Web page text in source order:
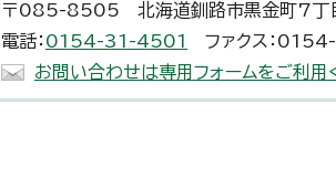
〒085-8505 北海道釧路市黒金町7丁
電話： 0154-31-4501
ファクス：
お問い合わせは専用フォームをご利用